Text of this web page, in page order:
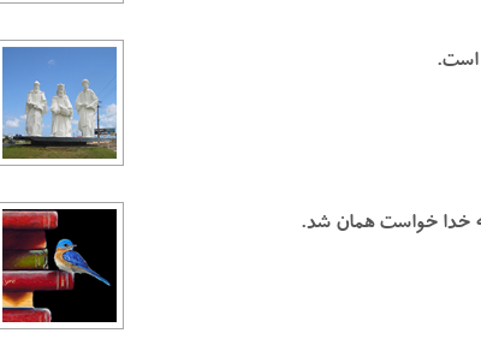
است.
خدا خواست همان شد.